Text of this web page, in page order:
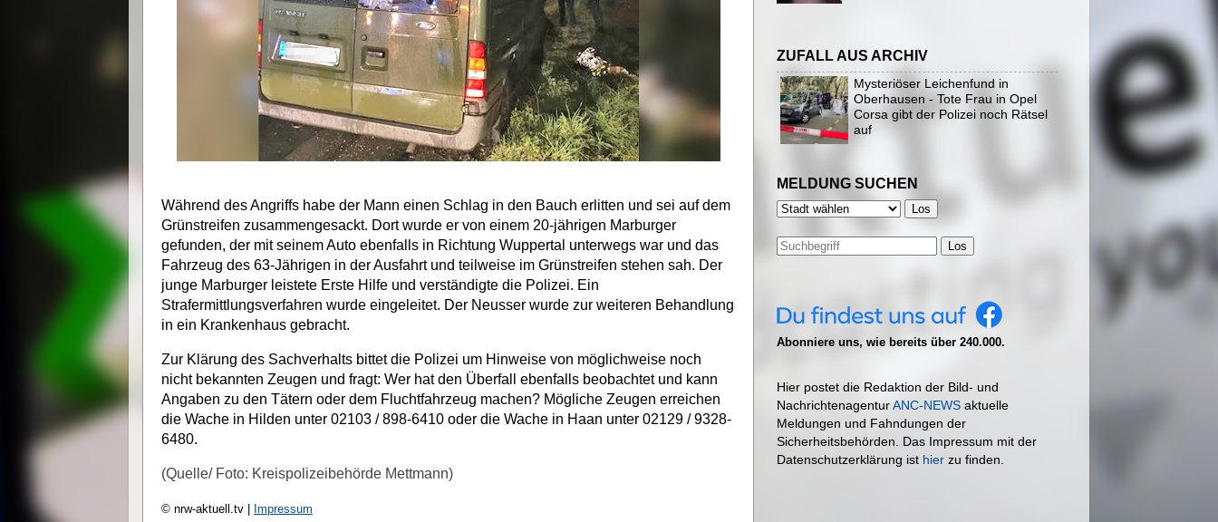
Während des Angriffs habe der Mann einen Schlag in den Bauch erlitten und sei auf dem
Grünstreifen zusammengesackt. Dort wurde er von einem 20-jährigen Marburger
gefunden, der mit seinem Auto ebenfalls in Richtung Wuppertal unterwegs war und das
Fahrzeug des 63-Jährigen in der Ausfahrt und teilweise im Grünstreifen stehen sah. Der
junge Marburger leistete Erste Hilfe und verständigte die Polizei. Ein
Strafermittlungsverfahren wurde eingeleitet. Der Neusser wurde zur weiteren Behandlung
in ein Krankenhaus gebracht.
Zur Klärung des Sachverhalts bittet die Polizei um Hinweise von möglichweise noch
nicht bekannten Zeugen und fragt: Wer hat den Überfall ebenfalls beobachtet und kann
Angaben zu den Tätern oder dem Fluchtfahrzeug machen? Mögliche Zeugen erreichen
die Wache in Hilden unter 02103 / 898-6410 oder die Wache in Haan unter 02129 / 9328-
6480.
(Quelle/ Foto: Kreispolizeibehörde Mettmann)
© nrw-aktuell.tv | Impressum
ZUFALL AUS ARCHIV
Mysteriöser Leichenfund in
Oberhausen - Tote Frau in Opel
Corsa gibt der Polizei noch Rätsel
auf
MELDUNG SUCHEN
Los
Abonniere uns, wie bereits über 240.000.
Hier postet die Redaktion der Bild- und
NachrichtenagenturANC-NEWS aktuelle
Meldungen und Fahndungen der
Sicherheitsbehörden. Das Impressum mit der
Datenschutzerklärung ist hier zu finden.